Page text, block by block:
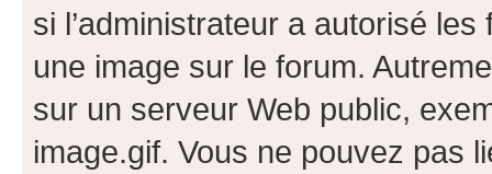
si l’administrateur a autorisé
une image sur le forum.
sur un serveur Web public,
image.gif. Vous ne pouvez pas